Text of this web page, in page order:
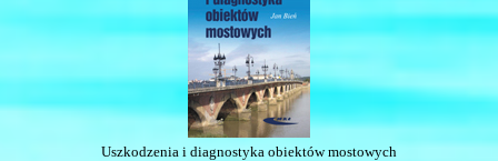
Uszkodzenia i diagnostyka obiektów mostowych